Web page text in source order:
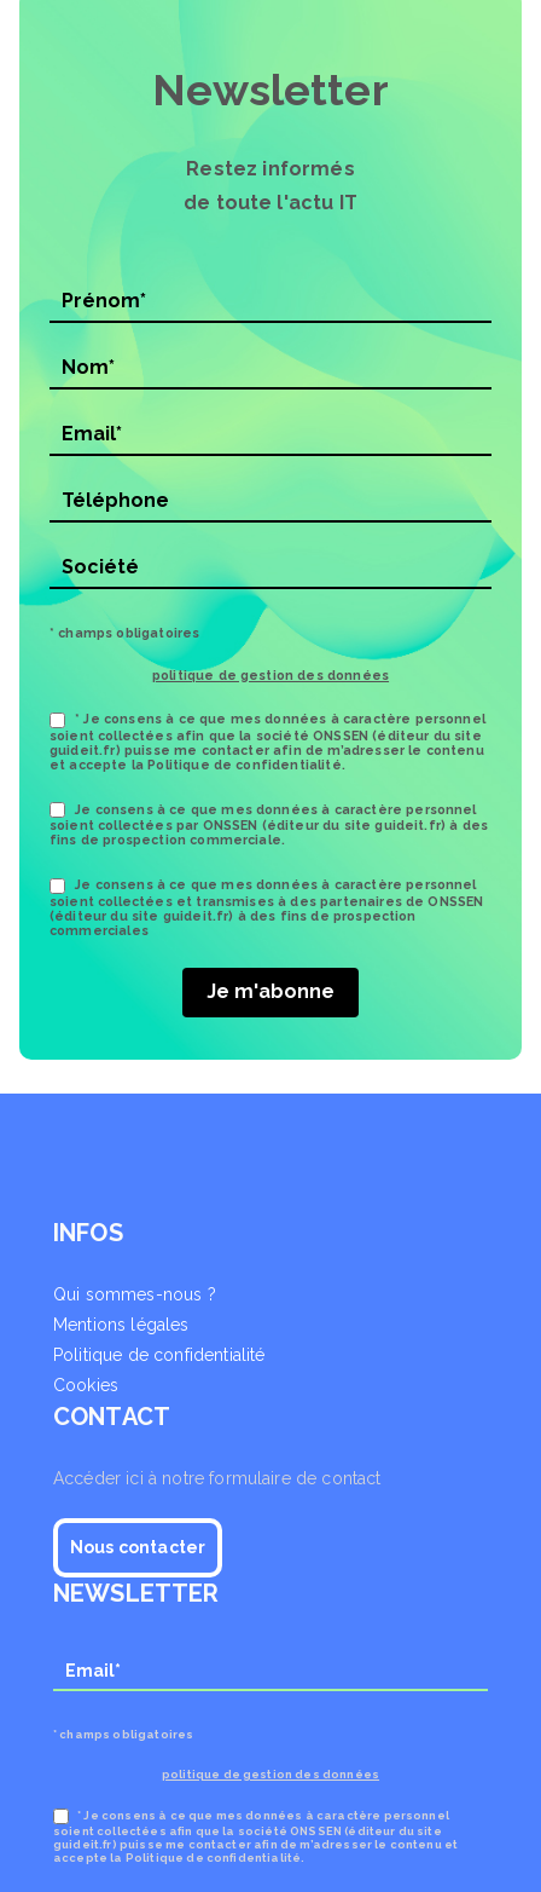
Newsletter
Restez informés
de toute l'actu IT
* champs obligatoires
politique de gestion des données
* Je consens à ce que mes données à caractère personnel
soient collectées afin que la société ONSSEN (éditeur du site
guideit.fr) puisse me contacter afin de m’adresser le contenu
et accepte la Politique de confidentialité.
Je consens à ce que mes données à caractère personnel
soient collectées par ONSSEN (éditeur du site guideit.fr) à des
fins de prospection commerciale.
Je consens à ce que mes données à caractère personnel
soient collectées et transmises à des partenaires de ONSSEN
(éditeur du site guideit.fr) à des fins de prospection
commerciales
INFOS
Qui sommes-nous ?
Mentions légales
Politique de confidentialité
Cookies
CONTACT
Accéder ici à notre formulaire de contact
Nous contacter
NEWSLETTER
* champs obligatoires
politique de gestion des données
* Je consens à ce que mes données à caractère personnel
soient collectées afin que la société ONSSEN (éditeur du site
guideit.fr) puisse me contacter afin de m’adresser le contenu et
accepte la Politique de confidentialité.